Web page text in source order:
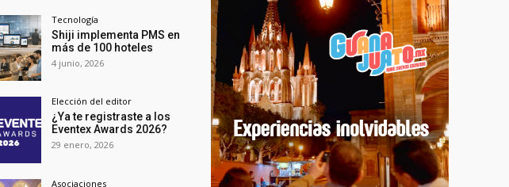
Tecnología
Shiji implementa PMS en
más de 100 hoteles
4 junio, 2026
Elección del editor
¿Ya te registraste a los
Eventex Awards 2026?
29 enero, 2026
Asociaciones